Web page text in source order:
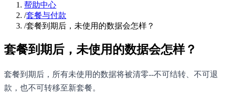
帮助中心
/套餐与付款
/套餐到期后，未使用的数据会怎样？
套餐到期后，未使用的数据会怎样？
套餐到期后，所有未使用的数据将被清零--不可结转、不可退
款，也不可转移至新套餐。